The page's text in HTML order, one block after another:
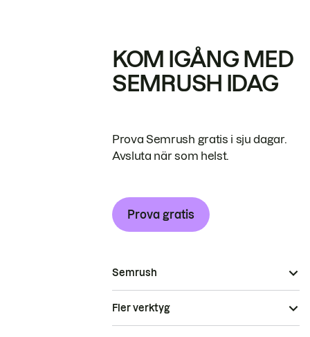
KOM IGÅNG MED
SEMRUSH IDAG
Prova Semrush gratis i sju dagar.
Avsluta när som helst.
Prova gratis
Semrush
Fler verktyg